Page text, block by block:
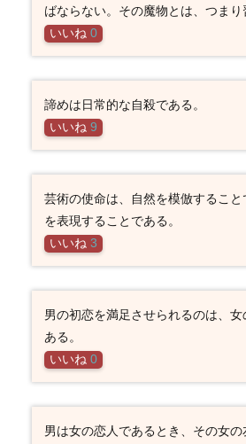
ばならない。その魔物とは、つまり
いいね 0
諦めは日常的な自殺である。
いいね 9
芸術の使命は、自然を模倣するこ
を表現することである。
いいね 3
男の初恋を満足させられるのは、
ある。
いいね 0
男は女の恋人であるとき、その女